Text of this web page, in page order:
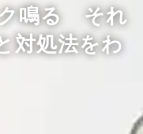
鳴る それ
対処法をわ